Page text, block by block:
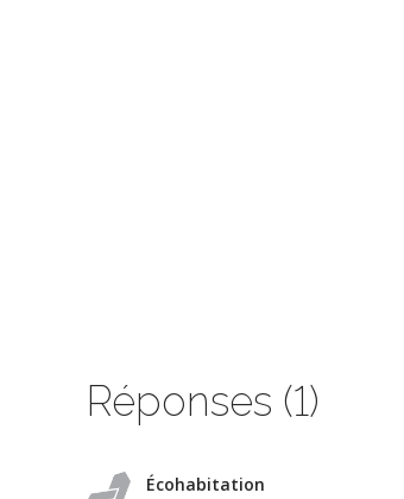
Réponses (1)
Écohabitation